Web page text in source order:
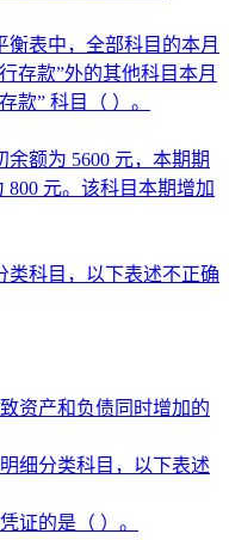
衡表中，全部科目的本月
存款”外的其他科目本月
款” 科目（ ）。
余额为 5600 元，本期期
800 元。该科目本期增加
类科目，以下表述不正确
资产和负债同时增加的
细分类科目，以下表述
证的是（ ）。